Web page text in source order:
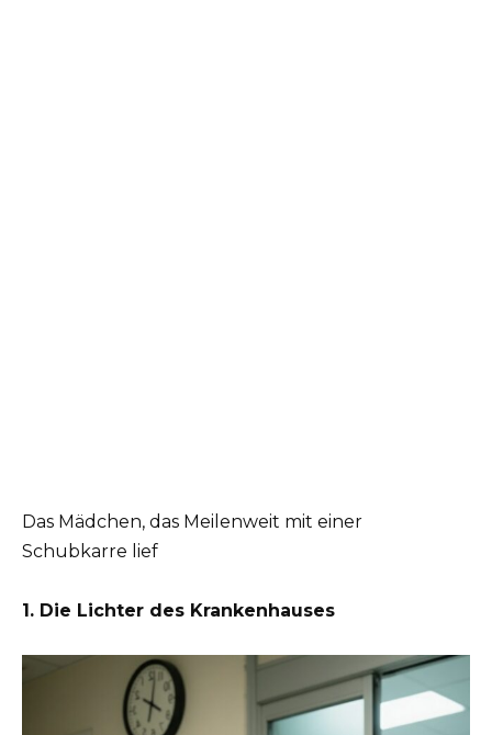
Das Mädchen, das Meilenweit mit einer
Schubkarre lief
1. Die Lichter des Krankenhauses